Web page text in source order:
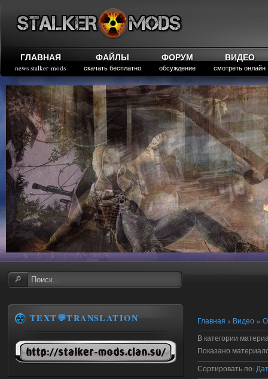
ГЛАВНАЯ
news stalker-mods
ФАЙЛЫ
скачать бесплатно
ФОРУМ
обсуждение
ВИДЕО
смотреть онлайн
Главная » Видео »
В категории
Показано
Сортировать по:
TEXT💬TRANSLATION